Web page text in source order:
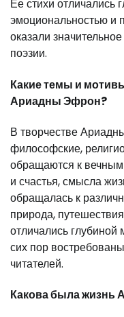
Ее стихи отличались
эмоциональностью и
оказали
поэзии.
Какие темы и
Ариадны Эфрон?
В творчестве
философские,
обращаются к
и счастья, смысла
обращалась к
природа,
отличались
сих пор
читателей.
Какова была